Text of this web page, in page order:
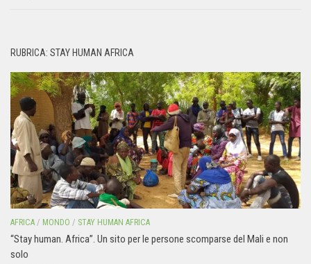
RUBRICA: STAY HUMAN AFRICA
AFRICA / MONDO / STAY HUMAN AFRICA
“Stay human. Africa”. Un sito per le persone scomparse del Mali e non
solo